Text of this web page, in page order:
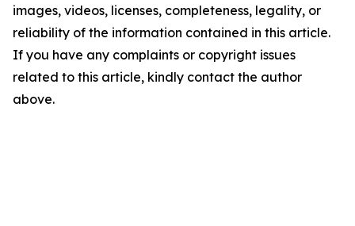
images, videos, licenses, completeness, legality, or
reliability of the information contained in this article.
If you have any complaints or copyright issues
related to this article, kindly contact the author
above.